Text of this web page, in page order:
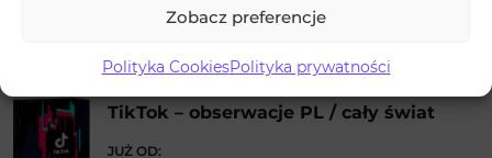
Zobacz preferencje
Polityka CookiesPolityka prywatności
POLECANE USŁUGI
TikTok – obserwacje PL / cały świat